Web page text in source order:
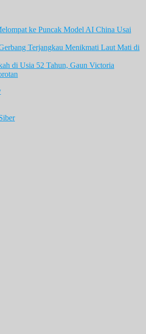
ke Puncak Model AI China Usai
Terjangkau Menikmati Laut Mati di
di Usia 52 Tahun, Gaun Victoria